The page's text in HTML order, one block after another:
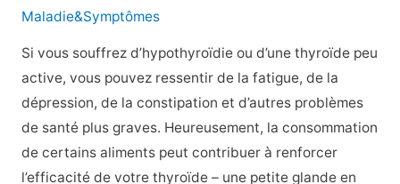
douleur
dans
l’arthrose
du
genou
Maladie&Symptômes
Si vous souffrez d’hypothyroïdie ou d’une thyroïde peu
active, vous pouvez ressentir de la fatigue, de la
dépression, de la constipation et d’autres problèmes
de santé plus graves. Heureusement, la consommation
de certains aliments peut contribuer à renforcer
l’efficacité de votre thyroïde – une petite glande en